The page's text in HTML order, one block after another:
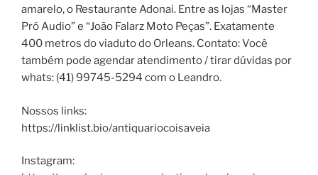
amarelo, o Restaurante Adonai. Entre as lojas “Master
Pró Audio” e “João Falarz Moto Peças”. Exatamente
400 metros do viaduto do Orleans. Contato: Você
também pode agendar atendimento / tirar dúvidas por
whats: (41) 99745-5294 com o Leandro.
Nossos links:
https://linklist.bio/antiquariocoisaveia
Instagram: